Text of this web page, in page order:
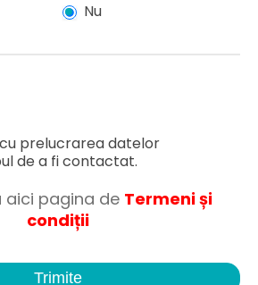
Nu
prelucrarea datelor
de a fi contactat.
aici pagina de Termeni și
condiții
Trimite